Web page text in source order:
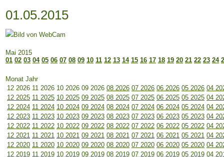
01.05.2015
Mai 2015
01 02 03 04 05 06 07 08 09 10 11 12 13 14 15 16 17 18 19 20 21 22 23 24
Monat Jahr
12 2026 11 2026 10 2026 09 2026 08 2026 07 2026 06 2026 05 2026 04
12 2025 11 2025 10 2025 09 2025 08 2025 07 2025 06 2025 05 2025 04
12 2024 11 2024 10 2024 09 2024 08 2024 07 2024 06 2024 05 2024 04
12 2023 11 2023 10 2023 09 2023 08 2023 07 2023 06 2023 05 2023 04
12 2022 11 2022 10 2022 09 2022 08 2022 07 2022 06 2022 05 2022 04
12 2021 11 2021 10 2021 09 2021 08 2021 07 2021 06 2021 05 2021 04
12 2020 11 2020 10 2020 09 2020 08 2020 07 2020 06 2020 05 2020 04
12 2019 11 2019 10 2019 09 2019 08 2019 07 2019 06 2019 05 2019 04